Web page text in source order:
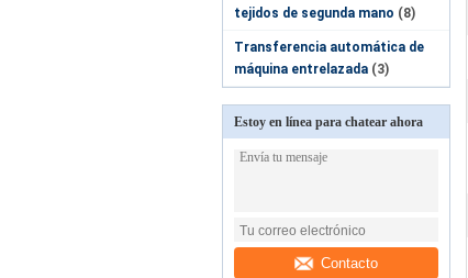
tejidos de segunda mano (8)
Transferencia automática de
máquina entrelazada (3)
Estoy en línea para chatear ahora
Contacto